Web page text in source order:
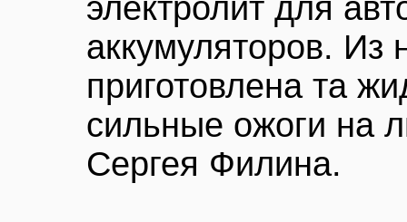
электролит для
аккумуляторов. Из
приготовлена та
сильные ожоги на
Сергея Филина.